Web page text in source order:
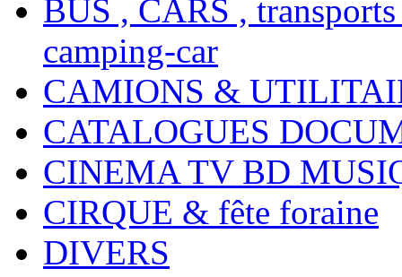
BUS , CARS ,
camping-car
CAMIONS &
CATALOGUES
CINEMA TV BD
CIRQUE & fête foraine
DIVERS